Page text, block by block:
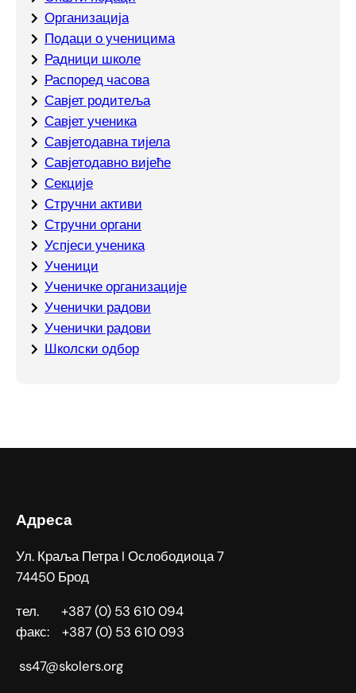
Организација
Подаци о ученицима
Радници школе
Распоред часова
Савјет родитеља
Савјет ученика
Савјетодавна тијела
Савјетодавно вијеће
Секције
Стручни активи
Стручни органи
Успјеси ученика
Ученици
Ученичке организације
Ученички радови
Ученички радови
Школски одбор
Адреса
Ул. Краља Петра I Ослободиоца 7
74450 Брод
тел. +387 (0) 53 610 094
факс: +387 (0) 53 610 093
ss47@skolers.org